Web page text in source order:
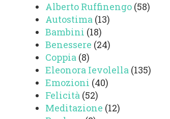
Alberto Ruffinengo(58)
Autostima(13)
Bambini (18)
Benessere (24)
Coppia(8)
Eleonora Ievolella(135)
Emozioni (40)
Felicità(52)
Meditazione (12)